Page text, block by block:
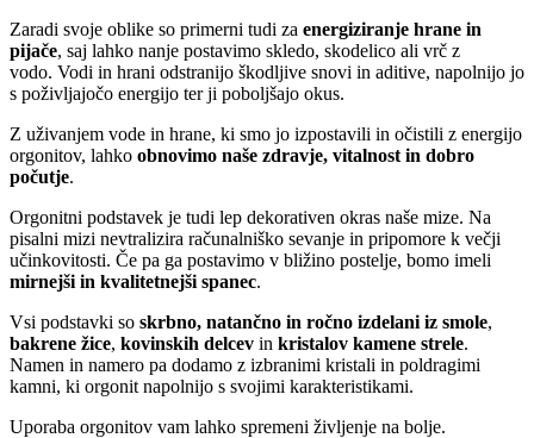
Zaradi svoje oblike so primerni tudi za energiziranje hrane in
pijače, saj lahko nanje postavimo skledo, skodelico ali vrč z
vodo. Vodi in hrani odstranijo škodljive snovi in aditive, napolnijo jo
s poživljajočo energijo ter ji poboljšajo okus.
Z uživanjem vode in hrane, ki smo jo izpostavili in očistili z energijo
orgonitov, lahko obnovimo naše zdravje, vitalnost in dobro
počutje.
Orgonitni podstavek je tudi lep dekorativen okras naše mize. Na
pisalni mizi nevtralizira računalniško sevanje in pripomore k večji
učinkovitosti. Če pa ga postavimo v bližino postelje, bomo imeli
mirnejši in kvalitetnejši spanec.
Vsi podstavki so skrbno, natančno in ročno izdelani iz smole,
bakrene žice, kovinskih delcev in kristalov kamene strele.
Namen in namero pa dodamo z izbranimi kristali in poldragimi
kamni, ki orgonit napolnijo s svojimi karakteristikami.
Uporaba orgonitov vam lahko spremeni življenje na bolje.